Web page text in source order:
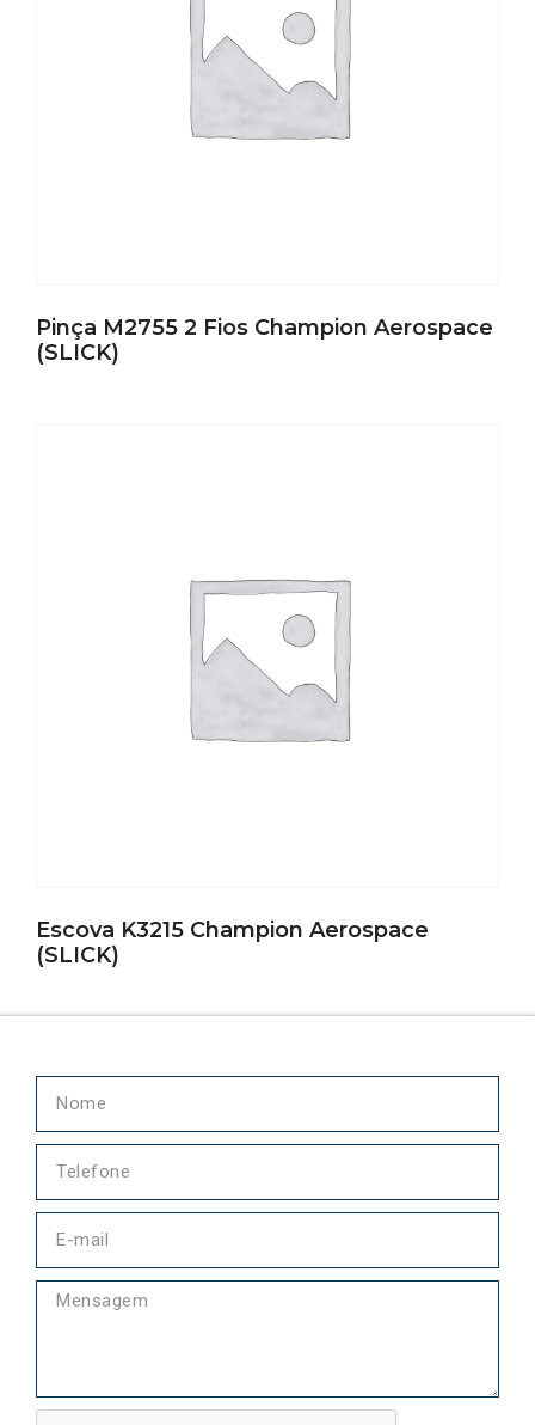
Pinça M2755 2 Fios Champion Aerospace
(SLICK)
Escova K3215 Champion Aerospace
(SLICK)